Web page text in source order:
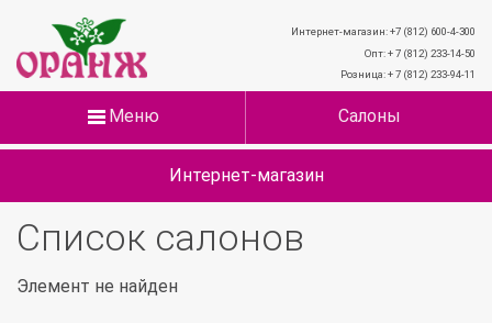
Интернет-магазин: +7 (812) 600-4-300
Опт: + 7 (812) 233-14-50
Розница: + 7 (812) 233-94-11
Меню Салоны
Интернет-магазин
Список салонов
Элемент не найден